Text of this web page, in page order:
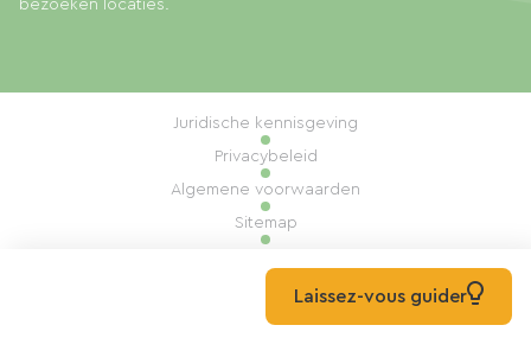
bezoeken locaties.
© 2026 Ma Voie Verte Alle rechten voorbehouden
Juridische kennisgeving
Privacybeleid
Algemene voorwaarden
Sitemap
Realisatie: Mill, PrivasLaissez-vous guider